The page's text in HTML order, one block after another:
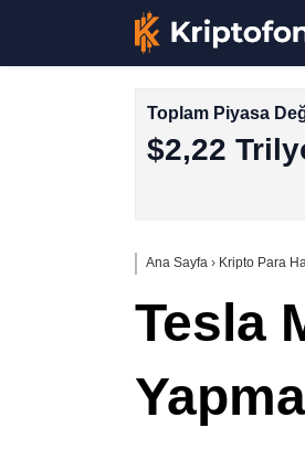
Toplam Piyasa
$2,22
Ana Sayfa › Kripto Para
Tesla